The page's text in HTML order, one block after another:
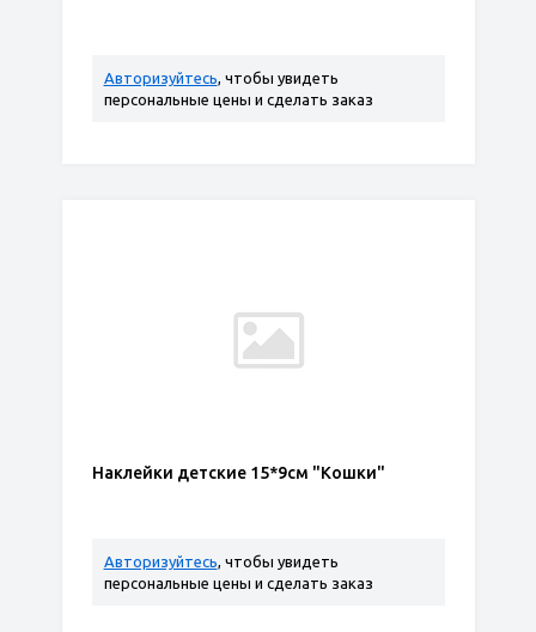
Авторизуйтесь, чтобы увидеть
персональные цены и сделать заказ
Наклейки детские 15*9см "Кошки"
Авторизуйтесь, чтобы увидеть
персональные цены и сделать заказ